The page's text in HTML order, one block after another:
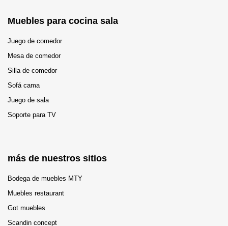
Muebles para cocina sala
Juego de comedor
Mesa de comedor
Silla de comedor
Sofá cama
Juego de sala
Soporte para TV
más de nuestros sitios
Bodega de muebles MTY
Muebles restaurant
Got muebles
Scandin concept